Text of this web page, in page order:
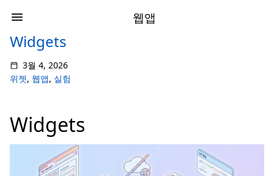
웹앱
Widgets
3월 4, 2026
위젯, 웹앱, 실험
Widgets